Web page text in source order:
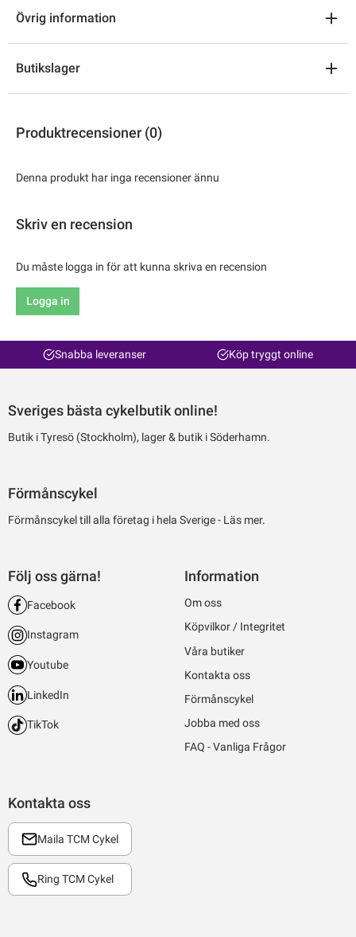
Övrig information
Butikslager
Produktrecensioner (0)
Denna produkt har inga recensioner ännu
Skriv en recension
Du måste logga in för att kunna skriva en recension
Logga in
Snabba leveranser Köp tryggt online
Sveriges bästa cykelbutik online!
Butik i Tyresö (Stockholm), lager & butik i Söderhamn.
Förmånscykel
Förmånscykel till alla företag i hela Sverige - Läs mer.
Kontakta oss
Maila TCM Cykel
Ring TCM Cykel
Följ oss gärna!
Facebook
Instagram
Youtube
LinkedIn
TikTok
Information
Om oss
Köpvilkor / Integritet
Våra butiker
Kontakta oss
Förmånscykel
Jobba med oss
FAQ - Vanliga Frågor